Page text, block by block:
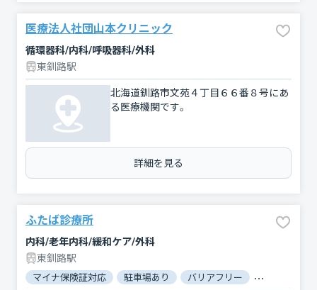
医療法人社団山本クリニック
循環器科/内科/呼吸器科/外科
東釧路駅
北海道釧路市文苑４丁目６６番８号にあ
る医療機関です。
詳細を見る
ふたば診療所
内科/老年内科/緩和ケア/外科
東釧路駅
マイナ保険証対応 駐車場あり バリアフリー 電子処方箋